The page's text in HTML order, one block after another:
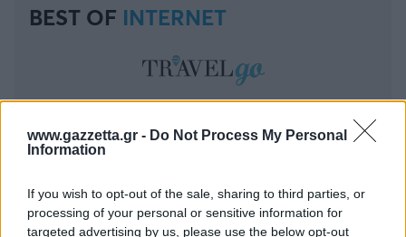
www.gazzetta.gr - Do Not Process My Personal
Information
If you wish to opt-out of the sale, sharing to third parties, or
processing of your personal or sensitive information for
targeted advertising by us, please use the below opt-out
BEST OF INTERNET